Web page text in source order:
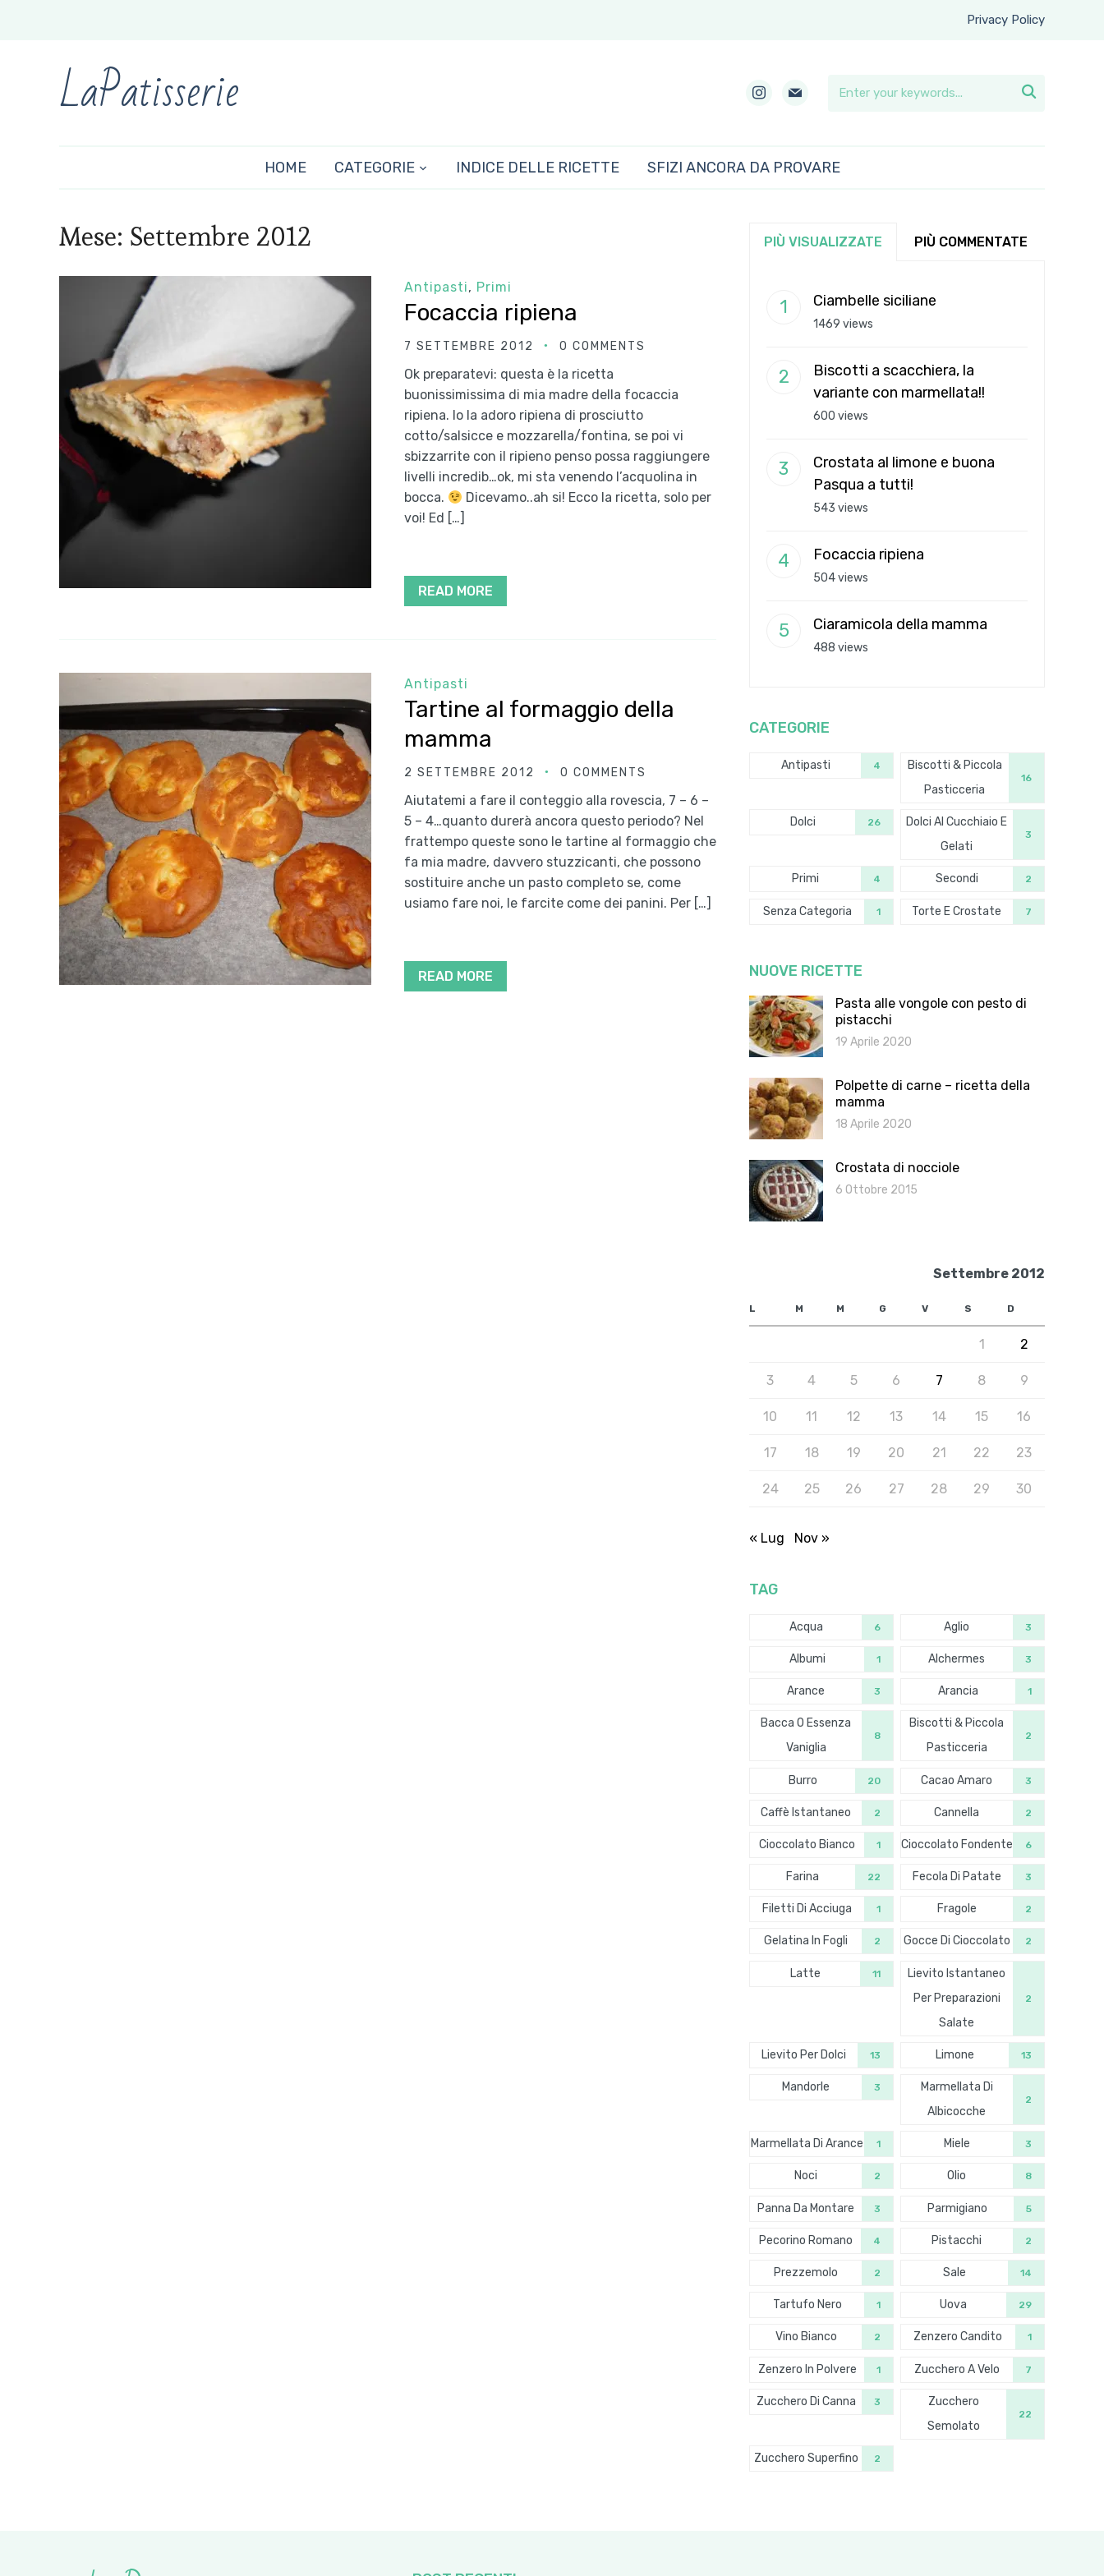
Privacy Policy
LaPatisserie instagram
mail 
HOME CATEGORIE INDICE DELLE RICETTE SFIZI ANCORA DA PROVARE
Mese: Settembre 2012
Antipasti, Primi
Focaccia ripiena
7 SETTEMBRE 2012 0 COMMENTS
Ok preparatevi: questa è la ricetta
buonissimissima di mia madre della focaccia
ripiena. Io la adoro ripiena di prosciutto
cotto/salsicce e mozzarella/fontina, se poi vi
sbizzarrite con il ripieno penso possa raggiungere
livelli incredib…ok, mi sta venendo l’acquolina in
bocca.
Dicevamo..ah si! Ecco la ricetta, solo per
voi! Ed […]
READ MORE
Antipasti
Tartine al formaggio della
mamma
2 SETTEMBRE 2012 0 COMMENTS
Aiutatemi a fare il conteggio alla rovescia, 7 – 6 –
5 – 4…quanto durerà ancora questo periodo? Nel
frattempo queste sono le tartine al formaggio che
fa mia madre, davvero stuzzicanti, che possono
sostituire anche un pasto completo se, come
usiamo fare noi, le farcite come dei panini. Per […]
READ MORE
PIÙ VISUALIZZATE PIÙ COMMENTATE
Ciambelle siciliane
1469 views
Biscotti a scacchiera, la
variante con marmellata!!
600 views
Crostata al limone e buona
Pasqua a tutti!
543 views
Focaccia ripiena
504 views
Ciaramicola della mamma
488 views
CATEGORIE
Antipasti 4
Biscotti & Piccola
Pasticceria
16
Dolci 26
Dolci Al Cucchiaio E
Gelati
3
Primi 4 Secondi 2
Senza Categoria 1 Torte E Crostate 7
NUOVE RICETTE
Pasta alle vongole con pesto di
pistacchi
19 Aprile 2020
Polpette di carne – ricetta della
mamma
18 Aprile 2020
Crostata di nocciole
6 Ottobre 2015
Settembre 2012
L M M G V S D
1 2
3 4 5 6 7 8 9
10 11 12 13 14 15 16
17 18 19 20 21 22 23
24 25 26 27 28 29 30
« Lug Nov »
TAG
Acqua 6 Aglio 3
Albumi 1 Alchermes 3
Arance 3 Arancia 1
Bacca O Essenza
Vaniglia
8
Biscotti & Piccola
Pasticceria
2
Burro 20 Cacao Amaro 3
Caffè Istantaneo 2 Cannella 2
Cioccolato Bianco 1 Cioccolato Fondente 6
Farina 22 Fecola Di Patate 3
Filetti Di Acciuga 1 Fragole 2
Gelatina In Fogli 2 Gocce Di Cioccolato 2
Latte 11
Lievito Istantaneo
Per Preparazioni
Salate
2
Lievito Per Dolci 13 Limone 13
Mandorle 3
Marmellata Di
Albicocche
2
Marmellata Di Arance 1 Miele 3
Noci 2 Olio 8
Panna Da Montare 3 Parmigiano 5
Pecorino Romano 4 Pistacchi 2
Prezzemolo 2 Sale 14
Tartufo Nero 1 Uova 29
Vino Bianco 2 Zenzero Candito 1
Zenzero In Polvere 1 Zucchero A Velo 7
Zucchero Di Canna 3
Zucchero
Semolato
22
Zucchero Superfino 2